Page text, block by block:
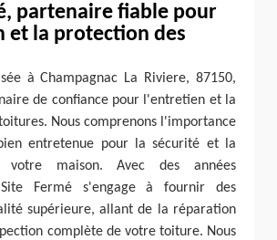
partenaire fiable pour
et la protection des
à Champagnac La Riviere, 87150,
de confiance pour l'entretien et la
Nous comprenons l'importance
entretenue pour la sécurité et la
votre maison. Avec des années
Site Fermé s'engage à fournir des
supérieure, allant de la réparation
complète de votre toiture. Nous